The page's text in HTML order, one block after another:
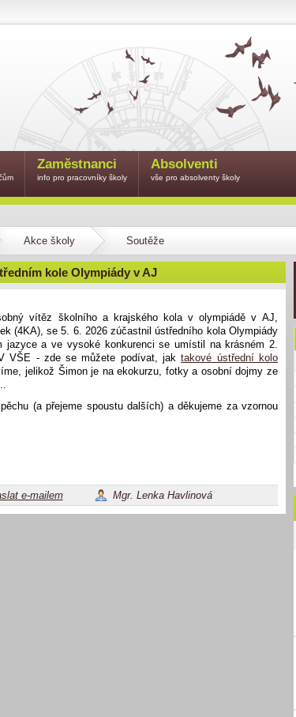
Akce školy Soutěže
kole Olympiády v AJ
vítěz školního a krajského kola v olympiádě v AJ,
(4KA), se 5. 6. 2026 zúčastnil ústředního kola Olympiády
jazyce a ve vysoké konkurenci se umístil na krásném 2.
VŠE - zde se můžete podívat, jaktakové ústřední kolo
jelikož Šimon je na ekokurzu, fotky a osobní dojmy ze
(a přejeme spoustu dalších) a děkujeme za vzornou
e-mailem Mgr. Lenka Havlinová
Zaměstnanci
info pro pracovníky školy
Absolventi
vše pro absolventy školy